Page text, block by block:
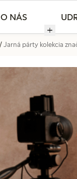
O NÁS
Jarná párty kolekcia